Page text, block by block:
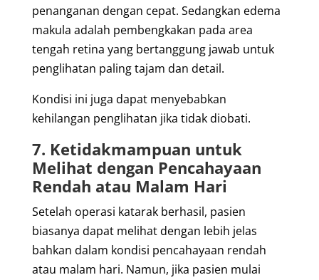
penanganan dengan cepat. Sedangkan edema
makula adalah pembengkakan pada area
tengah retina yang bertanggung jawab untuk
penglihatan paling tajam dan detail.
Kondisi ini juga dapat menyebabkan
kehilangan penglihatan jika tidak diobati.
7. Ketidakmampuan untuk
Melihat dengan Pencahayaan
Rendah atau Malam Hari
Setelah operasi katarak berhasil, pasien
biasanya dapat melihat dengan lebih jelas
bahkan dalam kondisi pencahayaan rendah
atau malam hari. Namun, jika pasien mulai